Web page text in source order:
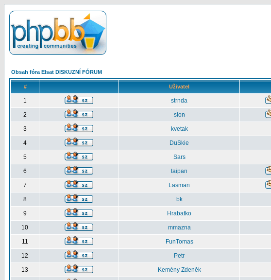
Obsah fóra Elsat DISKUZNÍ FÓRUM
# Uživatel
1 strnda
2 slon
3 kvetak
4 DuSkie
5 Sars
6 taipan
7 Lasman
8 bk
9 Hrabatko
10 mmazna
11 FunTomas
12 Petr
13 Kemény Zdeněk